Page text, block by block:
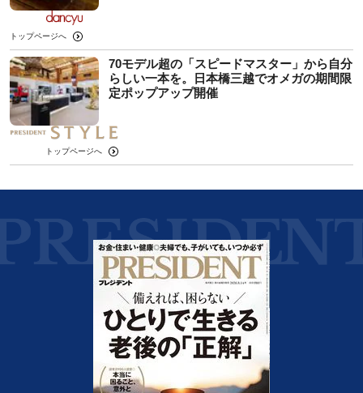
トップページへ
70モデル超の「スピードマスター」から自分
らしい一本を。日本橋三越でオメガの期間限
定ポップアップ開催
トップページへ